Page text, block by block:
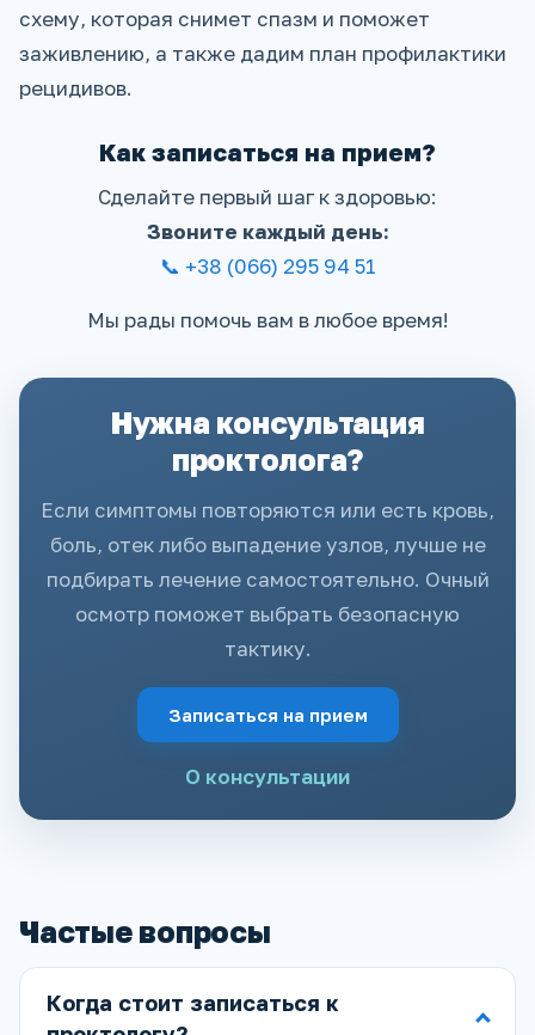
схему, которая снимет спазм и поможет
заживлению, а также дадим план профилактики
рецидивов.
Как записаться на прием?
Сделайте первый шаг к здоровью:
Звоните каждый день:
📞 +38 (066) 295 94 51
Мы рады помочь вам в любое время!
Нужна консультация
проктолога?
Если симптомы повторяются или есть кровь,
боль, отек либо выпадение узлов, лучше не
подбирать лечение самостоятельно. Очный
осмотр поможет выбрать безопасную
тактику.
Записаться на прием
О консультации
Частые вопросы
Когда стоит записаться к